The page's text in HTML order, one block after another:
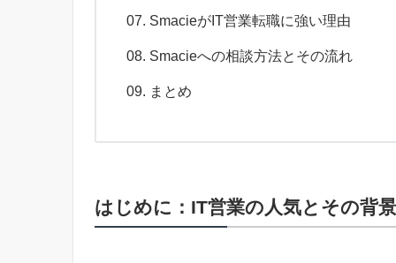
SmacieがIT営業転職に強い理由
Smacieへの相談方法とその流れ
まとめ
はじめに：IT営業の人気とその背景